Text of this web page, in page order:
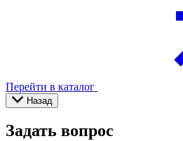
Перейти в каталог
Назад
Задать вопрос